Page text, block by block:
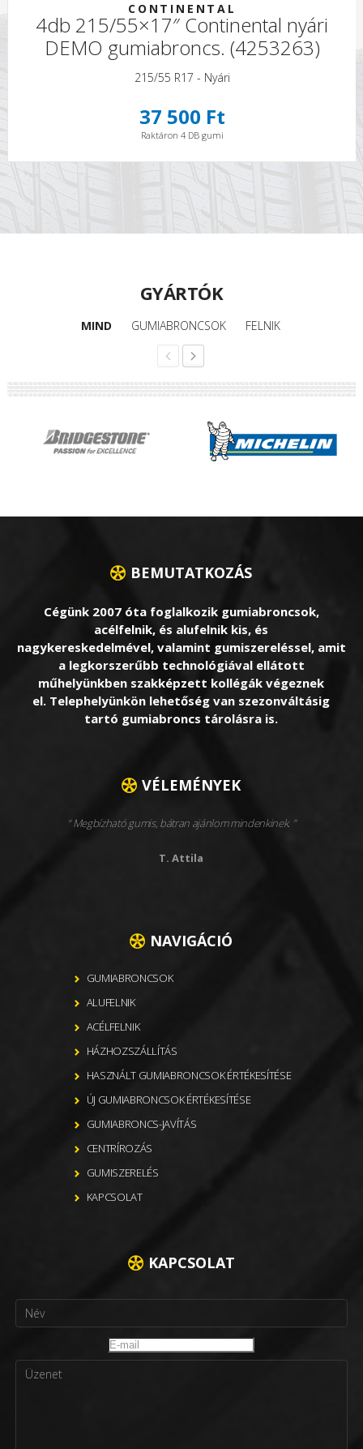
CONTINENTAL
4db 215/55×17″ Continental nyári
DEMO gumiabroncs. (4253263)
215/55 R17 - Nyári
37 500 Ft
Raktáron 4 DB gumi
GYÁRTÓK
MIND GUMIABRONCSOK FELNIK
BEMUTATKOZÁS
Cégünk 2007 óta foglalkozik gumiabroncsok,
acélfelnik, és alufelnik kis, és
nagykereskedelmével, valamint gumiszereléssel, amit
a legkorszerűbb technológiával ellátott
műhelyünkben szakképzett kollégák végeznek
el. Telephelyünkön lehetőség van szezonváltásig
tartó gumiabroncs tárolásra is.
VÉLEMÉNYEK
Megbízható gumis, bátran ajánlom mindenkinek.
T. Attila
NAVIGÁCIÓ
GUMIABRONCSOK
ALUFELNIK
ACÉLFELNIK
HÁZHOZSZÁLLÍTÁS
HASZNÁLT GUMIABRONCSOK ÉRTÉKESÍTÉSE
ÚJ GUMIABRONCSOK ÉRTÉKESÍTÉSE
GUMIABRONCS-JAVÍTÁS
CENTRÍROZÁS
GUMISZERELÉS
KAPCSOLAT
KAPCSOLAT